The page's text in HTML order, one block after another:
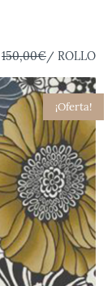
150,00€/ ROLLO
¡Oferta!